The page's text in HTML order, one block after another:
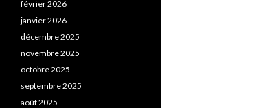
février 2026
janvier 2026
décembre 2025
novembre 2025
octobre 2025
septembre 2025
août 2025